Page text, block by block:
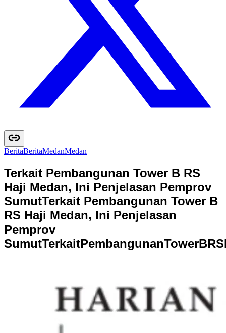
BeritaBeritaMedanMedan
Terkait Pembangunan Tower B RS
Haji Medan, Ini Penjelasan Pemprov
SumutTerkait Pembangunan Tower B
RS Haji Medan, Ini Penjelasan
Pemprov
SumutTerkaitPembangunanTowerBRS